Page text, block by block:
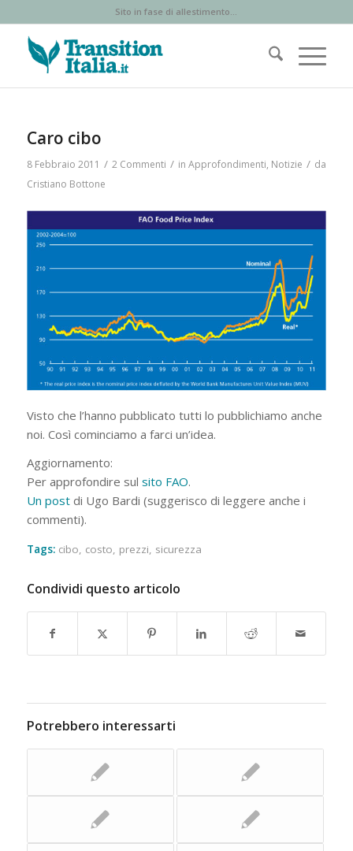
Sito in fase di allestimento...
Caro cibo
8 Febbraio 2011 / 2 Commenti / in Approfondimenti, Notizie / da
Cristiano Bottone
Visto che l’hanno pubblicato tutti lo pubblichiamo anche
noi. Così cominciamo a farci un’idea.
Aggiornamento:
Per approfondire sul sito FAO.
Un postdi Ugo Bardi (suggerisco di leggere anche i
commenti).
Tags: cibo, costo, prezzi, sicurezza
Condividi questo articolo
Potrebbero interessarti